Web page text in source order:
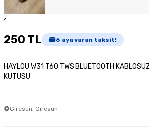
1
250 TL 6 aya varan taksit!
HAYLOU W31 T60 TWS BLUETOOTH
KUTUSU
Giresun, Giresun